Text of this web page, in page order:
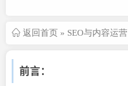
返回首页 » SEO与内容运营
前言：